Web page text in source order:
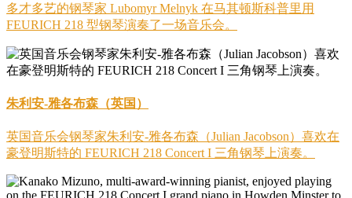
多才多艺的钢琴家 Lubomyr Melnyk 在马其顿斯科普里用
FEURICH 218 型钢琴演奏了一场音乐会。
朱利安-雅各布森（英国）
英国音乐会钢琴家朱利安-雅各布森（Julian Jacobson）喜欢在
豪登明斯特的 FEURICH 218 Concert I 三角钢琴上演奏。